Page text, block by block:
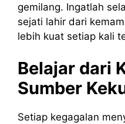
gemilang. Ingatlah
sejati lahir dari
lebih kuat setiap kali
Belajar dari
Sumber
Setiap kegagalan